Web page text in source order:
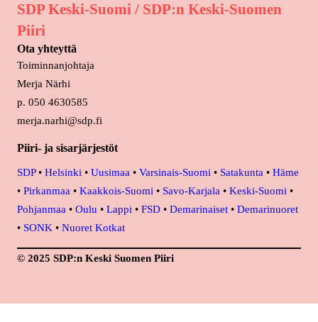
SDP Keski-Suomi / SDP:n Keski-Suomen
Piiri
Ota yhteyttä
Toiminnanjohtaja
Merja Närhi
p. 050 4630585
merja.narhi@sdp.fi
Piiri- ja sisarjärjestöt
SDP• Helsinki • Uusimaa • Varsinais-Suomi • Satakunta • Häme
• Pirkanmaa • Kaakkois-Suomi • Savo-Karjala • Keski-Suomi •
Pohjanmaa • Oulu • Lappi • FSD • Demarinaiset • Demarinuoret
• SONK • Nuoret Kotkat
© 2025 SDP:n Keski Suomen Piiri